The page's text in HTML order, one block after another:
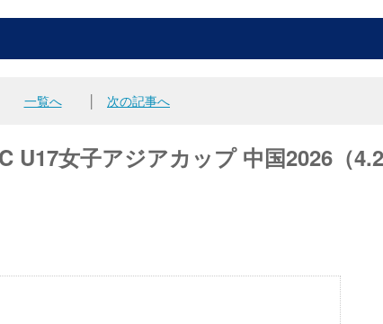
一覧へ 次の記事へ
女子アジアカップ 中国2026（